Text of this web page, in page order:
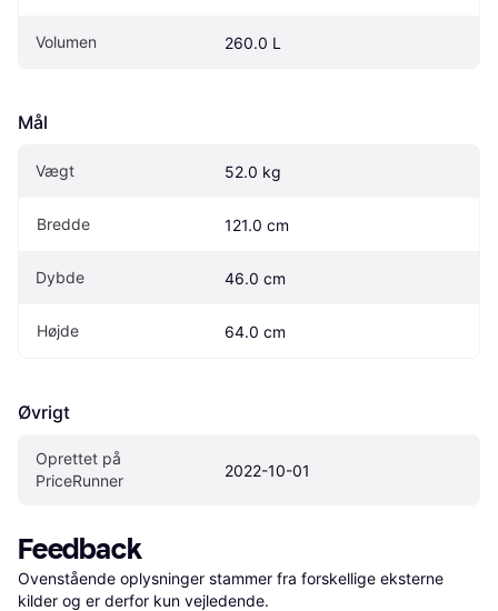
Volumen 260.0 L
Mål
Vægt 52.0 kg
Bredde 121.0 cm
Dybde 46.0 cm
Højde 64.0 cm
Øvrigt
Oprettet på
PriceRunner
2022-10-01
Feedback
Ovenstående oplysninger stammer fra forskellige eksterne
kilder og er derfor kun vejledende.